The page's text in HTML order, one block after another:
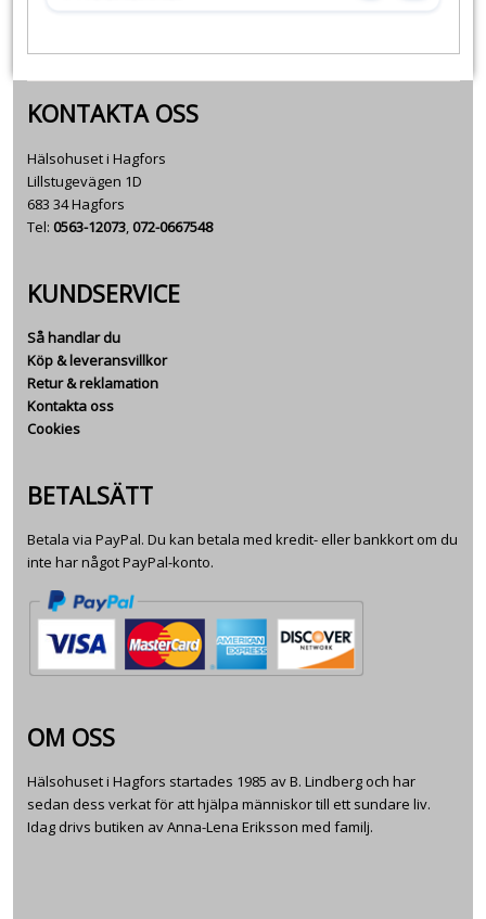
KONTAKTA OSS
Hälsohuset i Hagfors
Lillstugevägen 1D
683 34 Hagfors
Tel: 0563-12073,072-0667548
KUNDSERVICE
Så handlar du
Köp & leveransvillkor
Retur & reklamation
Kontakta oss
Cookies
BETALSÄTT
Betala via PayPal. Du kan betala med kredit- eller bankkort om du
inte har något PayPal-konto.
OM OSS
Hälsohuset i Hagfors startades 1985 av B. Lindberg och har
sedan dess verkat för att hjälpa människor till ett sundare liv.
Idag drivs butiken av Anna-Lena Eriksson med familj.